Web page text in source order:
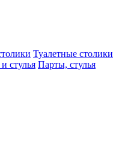
Туалетные столики
стулья Парты, стулья